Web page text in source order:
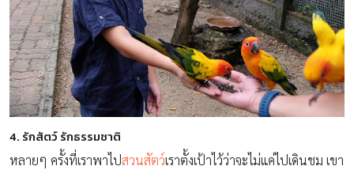
4. รักสัตว์ รักธรรมชาติ
หลายๆ ครั้งที่เราพาไปสวนสัตว์เราตั้งเป้าไว้ว่าจะไม่แค่ไปเดินชม เขา